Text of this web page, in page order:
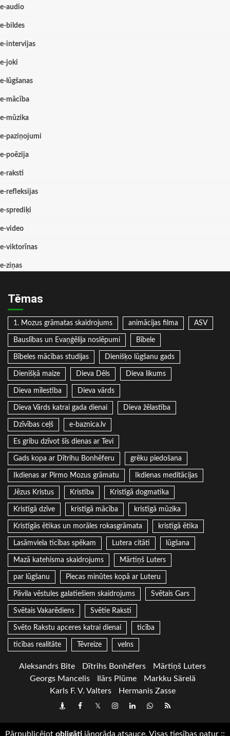
e-audio
e-bildes
e-intervijas
e-joki
e-lūgšanas
e-mācība
e-mūzika
e-paziņojumi
e-poēzija
e-raksti
e-refleksijas
e-sprediķi
e-video
e-viktorīnas
e-ziņas
Tēmas
1. Mozus grāmatas skaidrojums animācijas filma ASV
Bauslības un Evaņģēlija noslēpumi Bībele
Bībeles mācības studijas Dienišķo lūgšanu gads
Dienišķā maize Dieva Dēls Dieva likums
Dieva mīlestība Dieva vārds
Dieva Vārds katrai gada dienai Dieva žēlastība
Dzīvības ceļš e-baznica.lv
Es gribu dzīvot šīs dienas ar Tevi
Gads kopa ar Dītrihu Bonhēferu grēku piedošana
Ikdienas ar Pirmo Mozus grāmatu Ikdienas meditācijas
Jēzus Kristus Kristība Kristīgā dogmatika
Kristīgā dzīve kristīgā mācība kristīgā mūzika
Kristīgās ētikas un morāles rokasgrāmata kristīgā ētika
Lasāmviela ticības spēkam Lutera citāti lūgšana
Mazā katehisma skaidrojums Mārtiņš Luters
par lūgšanu Piecas minūtes kopā ar Luteru
Pāvila vēstules galatiešiem skaidrojums Svētais Gars
Svētais Vakarēdiens Svētie Raksti
Svēto Rakstu apceres katrai dienai ticība
ticības realitāte Tēvreize velns
Aleksandrs Bite Dītrihs Bonhēfers
Mārtiņš Luters
Georgs Mancelis
Ilārs Plūme
Markku Särelä
Karls F. V. Valters
Hermanis Zasse
DraugiemFacebook
TwitterInstagram
LinkedInwhatsapp
RSS
Pārpublicējot obligāti jānorāda atsauce. Visas tiesības patur ::